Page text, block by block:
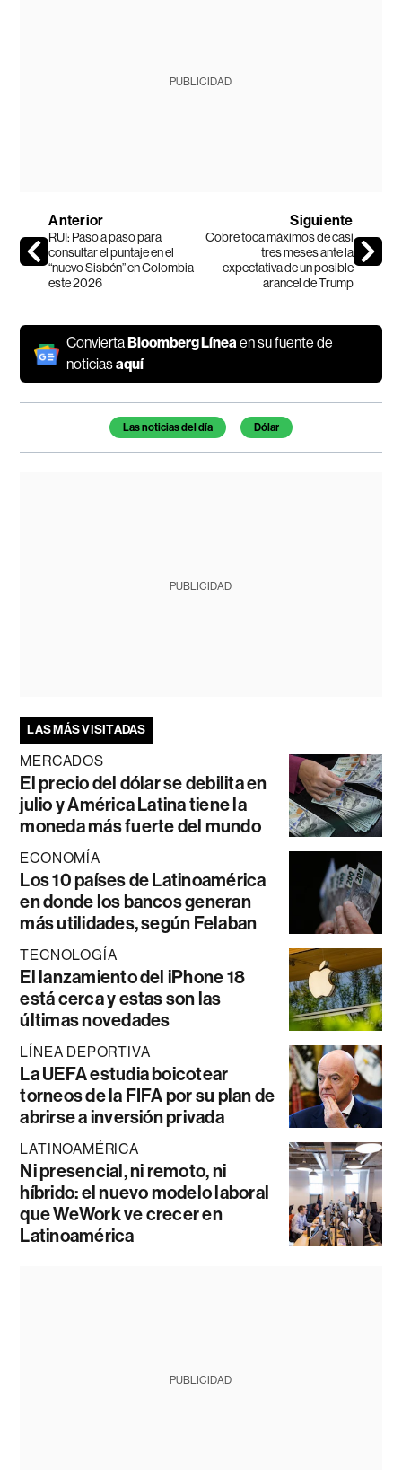
PUBLICIDAD
Anterior
RUI: Paso a paso para
consultar el puntaje en el
“nuevo Sisbén” en Colombia
este 2026
Siguiente
Cobre toca máximos de casi
tres meses ante la
expectativa de un posible
arancel de Trump
Convierta Bloomberg Líneaen su fuente de
noticiasaquí
Temas de este artículo
Las noticias del día Dólar
PUBLICIDAD
LAS MÁS VISITADAS
MERCADOS
El precio del dólar se debilita en
julio y América Latina tiene la
moneda más fuerte del mundo
ECONOMÍA
Los 10 países de Latinoamérica
en donde los bancos generan
más utilidades, según Felaban
TECNOLOGÍA
El lanzamiento del iPhone 18
está cerca y estas son las
últimas novedades
LÍNEA DEPORTIVA
La UEFA estudia boicotear
torneos de la FIFA por su plan de
abrirse a inversión privada
LATINOAMÉRICA
Ni presencial, ni remoto, ni
híbrido: el nuevo modelo laboral
que WeWork ve crecer en
Latinoamérica
PUBLICIDAD